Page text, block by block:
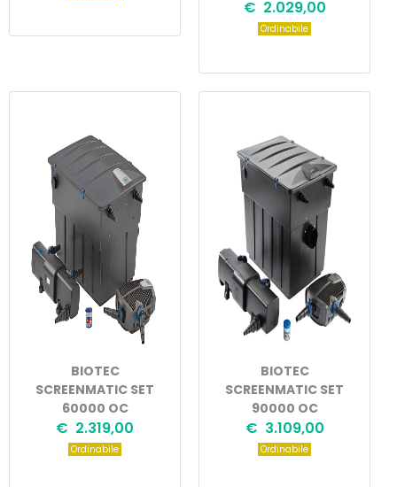
€ 2.029,00
Ordinabile
BIOTEC
SCREENMATIC SET
60000 OC
€ 2.319,00
Ordinabile
BIOTEC
SCREENMATIC SET
90000 OC
€ 3.109,00
Ordinabile